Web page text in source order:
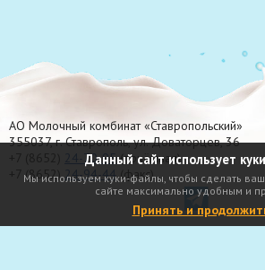
АО Молочный комбинат «Ставропольский»
355037, г. Ставрополь, ул. Доваторцев, 36
24-70-95(приёмная)
+7 (8652) 24-94-44(факс)
Данный сайт использует
Мы используем куки-файлы, чтобы сделать
сайте максимально удобным и
Принять и